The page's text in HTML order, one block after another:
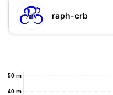
raph-crb
40 m
50 m